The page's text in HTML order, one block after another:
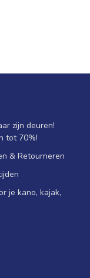
zijn deuren!
tot 70%!
& Retourneren
je kano, kajak,